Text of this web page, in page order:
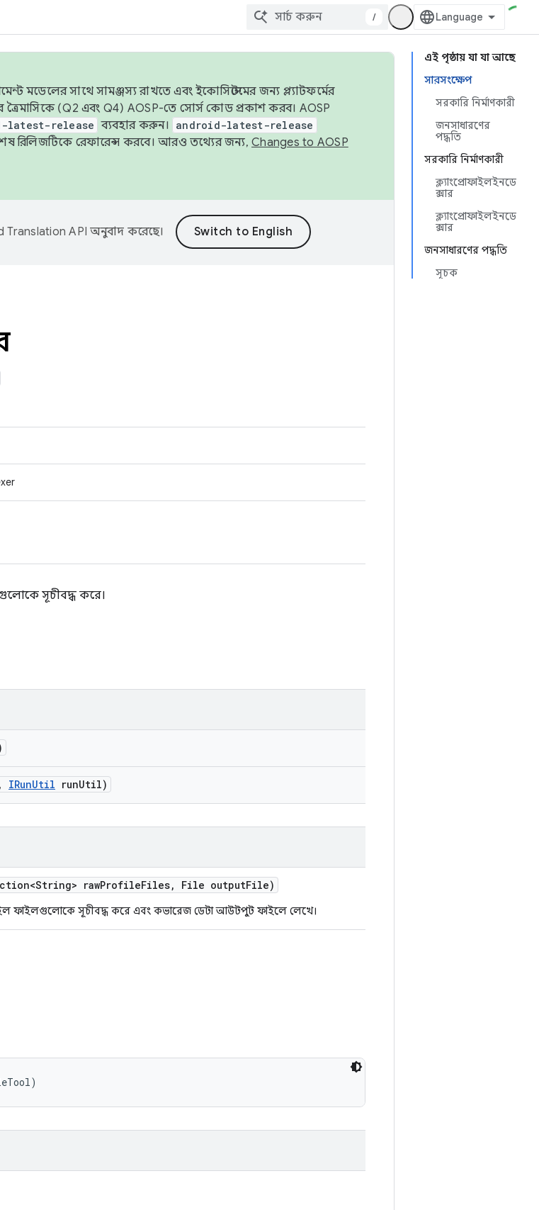
/
এই পৃষ্ঠায় যা যা আছে
সারসংক্ষেপ
সরকারি নির্মাণকারী
জনসাধারণের
পদ্ধতি
সরকারি নির্মাণকারী
ক্ল্যাংপ্রোফাইলইনডে
ক্সার
ক্ল্যাংপ্রোফাইলইনডে
ক্সার
জনসাধারণের পদ্ধতি
সূচক
মডেলের সাথে সামঞ্জস্য রাখতে এবং ইকোসিস্টেমের জন্য প্ল্যাটফর্মের
ত্রৈমাসিকে (Q2 এবং Q4) AOSP-তে সোর্স কোড প্রকাশ করব। AOSP
latest-release ব্যবহার করুন। android-latest-release
রিলিজটিকে রেফারেন্স করবে। আরও তথ্যের জন্য, Changes to AOSP
Translation API অনুবাদ করেছে।
সূচীবদ্ধ করে।
, IRunUtil runUtil)
rawProfileFiles, File outputFile)
ফাইলগুলোকে সূচীবদ্ধ করে এবং কভারেজ ডেটা আউটপুট ফাইলে লেখে।